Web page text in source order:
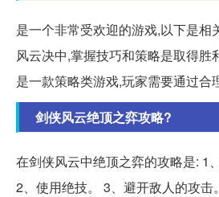
是一个非常受欢迎的游戏,以下是相
风云决中,掌握技巧和策略是取得胜
是一款策略类游戏,玩家需要通过合
剑侠风云绝顶之弈攻略?
在剑侠风云中绝顶之弈的攻略是: 1
2、使用绝技。 3、避开敌人的攻